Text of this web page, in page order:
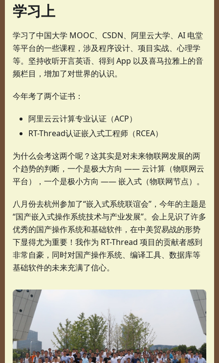
学习上
学习了中国大学 MOOC、CSDN、阿里云大学、AI 电堂
等平台的一些课程，涉及程序设计、项目实战、心理学
等。坚持收听开言英语、得到 App 以及喜马拉雅上的音
频栏目，增加了对世界的认识。
今年考了两个证书：
阿里云云计算专业认证（ACP）
RT-Thread认证嵌入式工程师（RCEA）
为什么会考这两个呢？这其实是对未来物联网发展的两
个趋势的判断，一个是极大方向 —— 云计算（物联网云
平台），一个是极小方向 —— 嵌入式（物联网节点）。
八月份去杭州参加了“嵌入式系统联谊会”，今年的主题是
“国产嵌入式操作系统技术与产业发展”。会上见识了许多
优秀的国产操作系统和基础软件，在中美贸易战的形势
下显得尤为重要！我作为 RT-Thread 项目的贡献者感到
非常自豪，同时对国产操作系统、编译工具、数据库等
基础软件的未来充满了信心。